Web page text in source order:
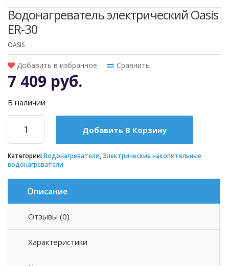
Водонагреватель электрический Oasis
ER-30
OASIS
Добавить в избранное Сравнить
7 409 руб.
В наличии
Добавить В Корзину
Категории: Водонагреватели,Электрические накопительные
водонагреватели
Описание
Отзывы (0)
Характеристики
Описание товара